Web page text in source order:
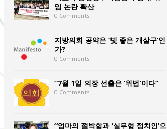
임 논란 확산
0 Comments
지방의회 공약은 ‘빛 좋은 개살구’인
가?
0 Comments
“7월 1일 의장 선출은 ‘위법’이다”
0 Comments
“엄마의 절박함과 ‘실무형 정치인’으